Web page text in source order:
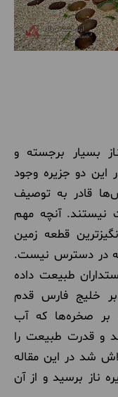
بسیار برجسته و
این دو جزیره وجود
قادر به توصیف
نیستند. آنچه مهم
قطعه زمین
در دسترس نیست.
طبیعت داده
خلیج فارس قدم
بر صخره‌ها که آب
و قدرت طبیعت را
شد در این مقاله
ناز برسید و از آن